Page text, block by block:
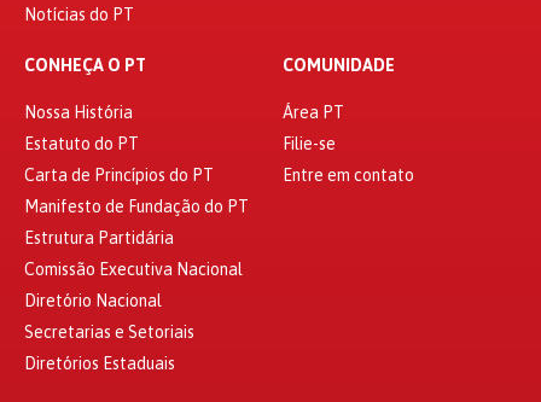
Notícias do PT
CONHEÇA O PT
Nossa História
Estatuto do PT
Carta de Princípios do PT
Manifesto de Fundação do PT
Estrutura Partidária
Comissão Executiva Nacional
Diretório Nacional
Secretarias e Setoriais
Diretórios Estaduais
COMUNIDADE
Área PT
Filie-se
Entre em contato